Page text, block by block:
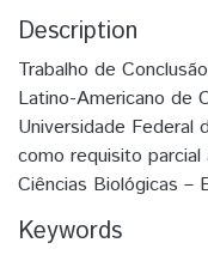
Description
Trabalho de
Latino-Americano de
Universidade Federal
como requisito
Ciências Biológicas –
Keywords